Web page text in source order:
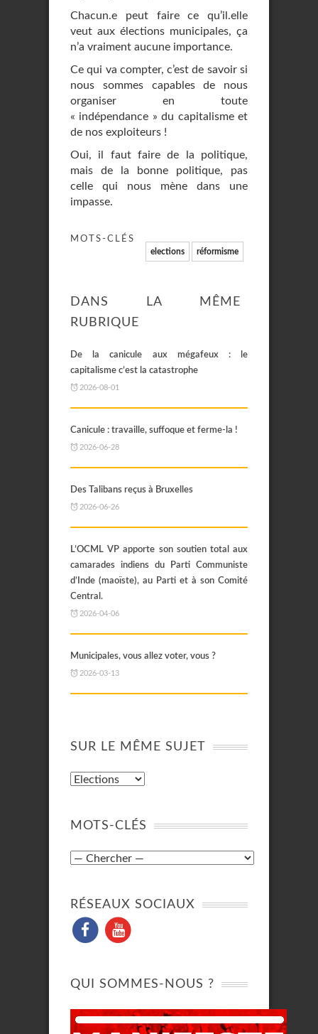
Chacun.e peut faire ce qu’il.elle
veut aux élections municipales, ça
n’a vraiment aucune importance.
Ce qui va compter, c’est de savoir si
nous sommes capables de nous
organiser en toute
« indépendance » du capitalisme et
de nos exploiteurs !
Oui, il faut faire de la politique,
mais de la bonne politique, pas
celle qui nous mène dans une
impasse.
MOTS-CLÉS
elections réformisme
DANS LA MÊME
RUBRIQUE
De la canicule aux mégafeux : le
capitalisme c’est la catastrophe
2026-08-01
Canicule : travaille, suffoque et ferme-la !
2026-06-28
Des Talibans reçus à Bruxelles
2026-06-26
L’OCML VP apporte son soutien total aux
camarades indiens du Parti Communiste
d’Inde (maoïste), au Parti et à son Comité
Central.
2026-04-06
Municipales, vous allez voter, vous ?
2026-03-13
SUR LE MÊME SUJET
MOTS-CLÉS
RÉSEAUX SOCIAUX
QUI SOMMES-NOUS ?